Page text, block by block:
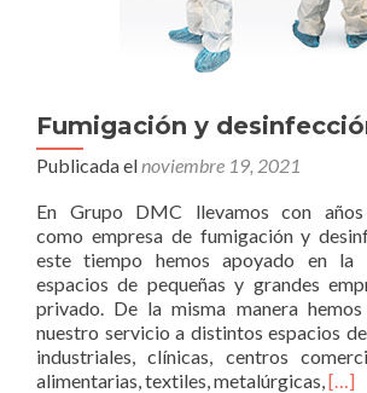
Fumigación y
Publicada elnoviembre 19, 2021
En Grupo DMC llevamos con
como empresa de fumigación y
este tiempo hemos apoyado en la
espacios de pequeñas y grandes
privado. De la misma manera
nuestro servicio a distintos espacios
industriales, clínicas, centros
alimentarias, textiles, metalúrgicas,Read
[…]